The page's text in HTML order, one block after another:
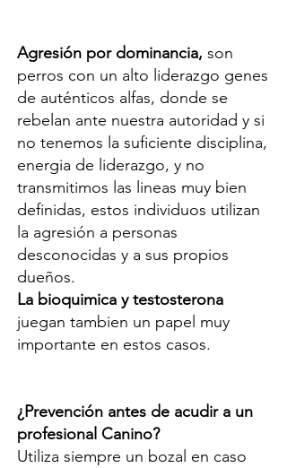
Agresión por dominancia, son
perros con un alto liderazgo genes
de auténticos alfas, donde se
rebelan ante nuestra autoridad y si
no tenemos la suficiente disciplina,
energia de liderazgo, y no
transmitimos las lineas muy bien
definidas, estos individuos utilizan
la agresión a personas
desconocidas y a sus propios
dueños.
La bioquimica y testosterona
juegan tambien un papel muy
importante en estos casos.
¿Prevención antes de acudir a un
profesional Canino?
Utiliza siempre un bozal en caso